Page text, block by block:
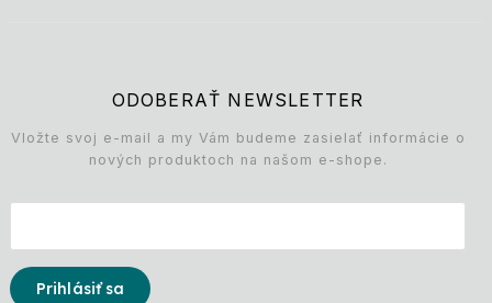
ODOBERAŤ NEWSLETTER
Vložte svoj e-mail a my Vám budeme zasielať informácie o
nových produktoch na našom e-shope.
Prihlásiť sa